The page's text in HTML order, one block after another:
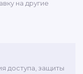
на другие
доступа, защиты